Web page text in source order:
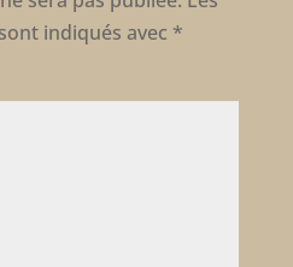
indiqués avec *